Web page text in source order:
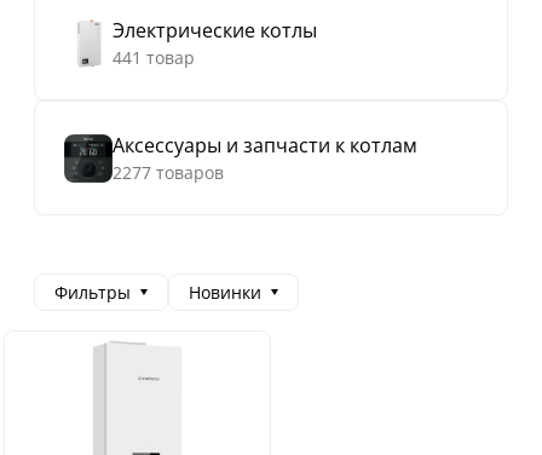
Электрические котлы
441 товар
Аксессуары и запчасти к котлам
2277 товаров
Фильтры Новинки